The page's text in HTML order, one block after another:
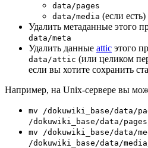
data/pages
data/media (если есть)
Удалить метаданные этого
data/meta
Удалить данные attic этого
data/attic (или целиком
если вы хотите сохранить
Например, на Unix-сервере вы
mv /dokuwiki_base/data/
/dokuwiki_base/data/pages/
mv /dokuwiki_base/data/
/dokuwiki_base/data/media/